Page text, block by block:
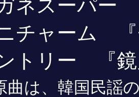
ネスーパー
チャーム 『
トリー 『鏡
は、韓国民謡